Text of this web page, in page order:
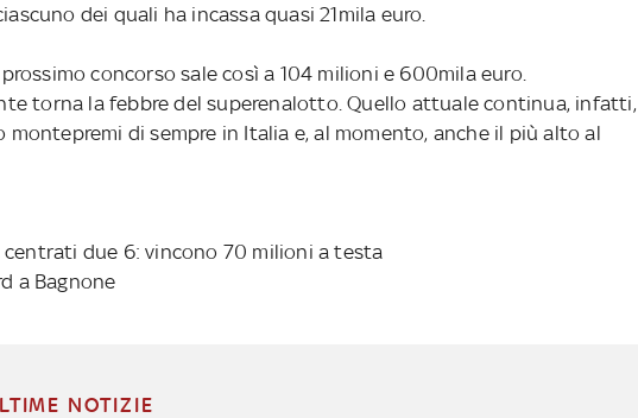
dei quali ha incassa quasi 21mila euro.
concorso sale così a 104 milioni e 600mila euro.
torna la febbre del superenalotto. Quello attuale continua, infatti,
montepremi di sempre in Italia e, al momento, anche il più alto al
due 6: vincono 70 milioni a testa
a Bagnone
NOTIZIE